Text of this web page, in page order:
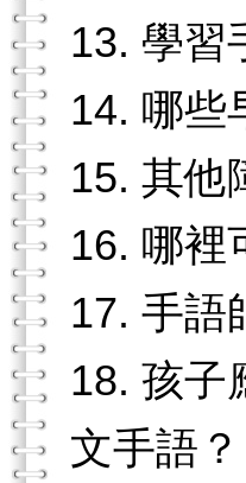
13. 學習
14. 哪些
15. 其他
16. 哪裡
17. 手語
18. 孩子
文手語？